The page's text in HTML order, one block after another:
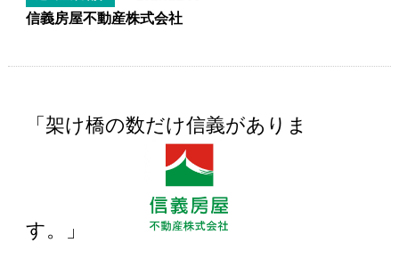
信義房屋不動産株式会社
「架け橋の数だけ信義がありま
す。」